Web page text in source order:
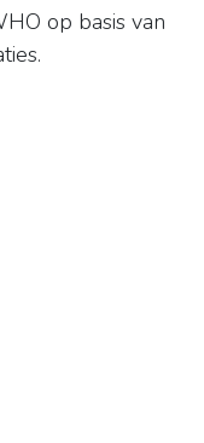
op basis van